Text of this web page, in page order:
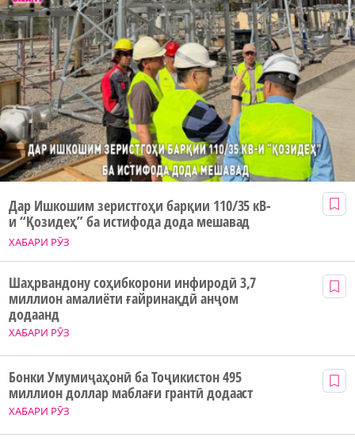
ХАБАРИ РӮЗ
Дар Ишкошим зеристгоҳи барқии 110/35 кВ-
и “Қозидеҳ” ба истифода дода мешавад
ХАБАРИ РӮЗ
Шаҳрвандону соҳибкорони инфиродӣ 3,7
миллион амалиёти ғайринақдӣ анҷом
додаанд
ХАБАРИ РӮЗ
Бонки Умумиҷаҳонӣ ба Тоҷикистон 495
миллион доллар маблағи грантӣ додааст